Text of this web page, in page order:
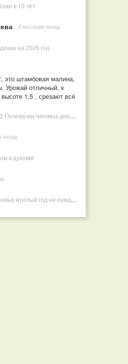
в 10 лет
5 месяцев назад
на 2026 год
это штамбовая малина,
Урожай отличный, к
1,5 , срезают всё
Товарищи, это РАЗВОД! Почему малиновых деревьев не бывает, или Как ушлые продавцы наживаются на мечтах садоводов
назад
в духовке
Горжусь тем, что моя семья круглый год не нуждается в покупных витаминах